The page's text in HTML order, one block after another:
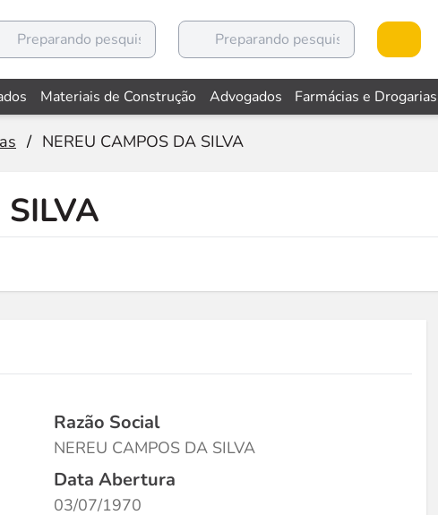
Materiais de Construção Advogados Farmácias e Drogarias
/ NEREU CAMPOS DA SILVA
Razão Social
NEREU CAMPOS DA SILVA
Data Abertura
03/07/1970